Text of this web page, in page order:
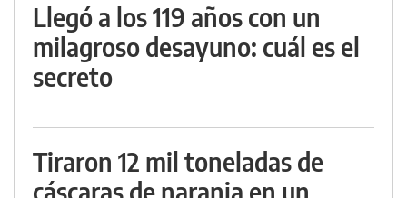
Llegó a los 119 años con un
milagroso desayuno: cuál es el
secreto
Tiraron 12 mil toneladas de
cáscaras de naranja en un